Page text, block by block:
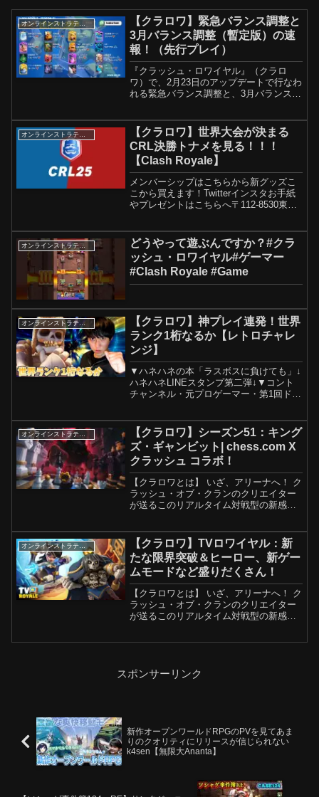
オンラインストラテジーゲーム
【クラロワ】緊急バランス調整と
3月バランス調整（暫定版）の速
報！（先行プレイ）
『クラッシュ・ロワイヤル』（クラロ
ワ）で、2月23日のアップデートで行なわ
れる緊急バランス調整と、3月バランス調
ック投票（X）：クラロワの最新情報は
このチャンネルで。...
オンラインストラテジーゲーム
【クラロワ】世界大会が決まる
CRL決勝トナメを見る！！！
【Clash Royale】
メンバーシップはこちらから新グッズこ
こから買えます！Twitterインスタお手紙
やプレゼントはこちらへ〒112-8530東京
セクション ライキジ...
オンラインストラテジーゲーム
どうやって遊ぶんですか？#クラ
ッシュ・ロワイヤル#ゲーマー
#Clash Royale #Game
オンラインストラテジーゲーム
【クラロワ】神プレイ連発！世界
ランク1桁なるか【レトロチャレ
ンジ】
▼ハネハネの本「ラスボスに負けても」↓
ハネハネLINEスタンプ第二弾↓▼コント
チャンネル・元プロゲーマー・第1回ドズ
ルリンク▼twitterリンク
オンラインストラテジーゲーム
【クラロワ】シーズン51：キング
ズ・ギャンビット| chess.com X
クラッシュ コラボ！
【クラロワとは】 いざ、アリーナへ！ ク
ラッシュ・オブ・クランのクリエイター
が送るこのリアルタイム対戦型の新感覚
ャラクターがたくさん登場します！ クラ
ッシュ・オブ・クラ...
オンラインストラテジーゲーム
【クラロワ】TVロワイヤル：新
たな限界突破＆ヒーロー、新ゲー
ムモードなど盛りだくさん！
【クラロワとは】 いざ、アリーナへ！ ク
ラッシュ・オブ・クランのクリエイター
が送るこのリアルタイム対戦型の新感覚
スポンサーリンク
新作オープンワールドRPGのPVを見てあま
りのクオリティにリリースが信じられない
k4sen【無限大Ananta】